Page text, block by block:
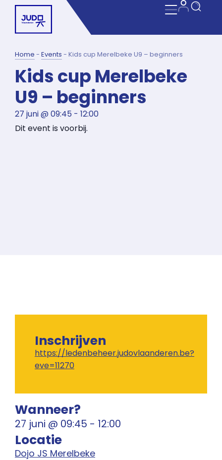
Home - Events - Kids cup Merelbeke U9 – beginners
Kids cup Merelbeke
U9 – beginners
27 juni@ 09:45 - 12:00
Dit event is voorbij.
Inschrijven
https://ledenbeheer.judovlaanderen.be?
eve=11270
Wanneer?
27 juni @ 09:45 - 12:00
Locatie
Dojo JS Merelbeke